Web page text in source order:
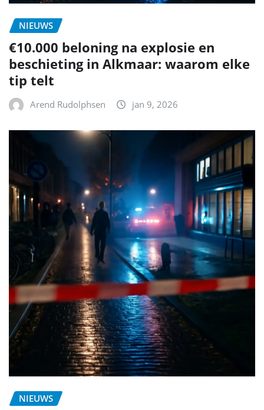
NIEUWS
€10.000 beloning na explosie en
beschieting in Alkmaar: waarom elke
tip telt
Arend Rudolphsen jan 9, 2026
NIEUWS